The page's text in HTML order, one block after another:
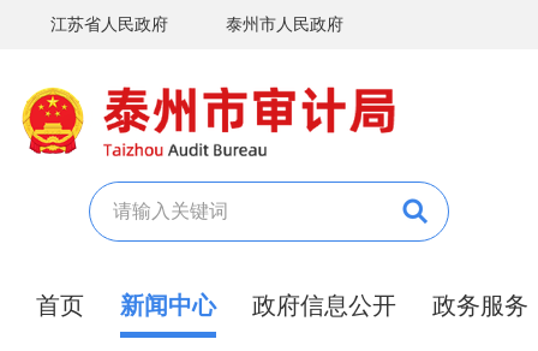
江苏省人民政府 泰州市人民政府
首页 新闻中心 政府信息公开 政务服务